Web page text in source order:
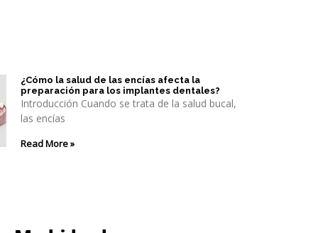
¿Cómo la salud de las encías afecta la
preparación para los implantes dentales?
Introducción Cuando se trata de la salud bucal,
las encías
Read More »